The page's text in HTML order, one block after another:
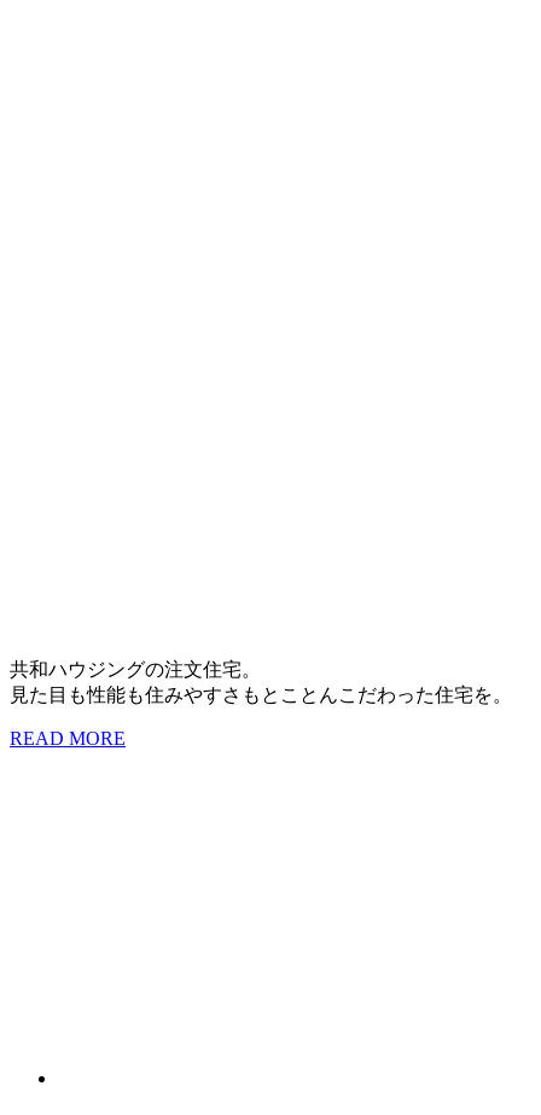
共和ハウジングの注文住宅。
見た目も性能も住みやすさもとことんこだわった住宅を。
READ MORE